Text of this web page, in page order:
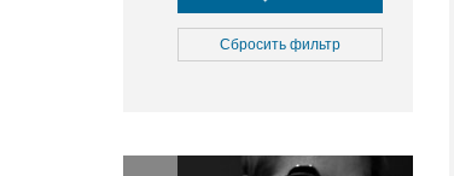
Культура
Медицина
Окружающая среда
Сбросить фильтр